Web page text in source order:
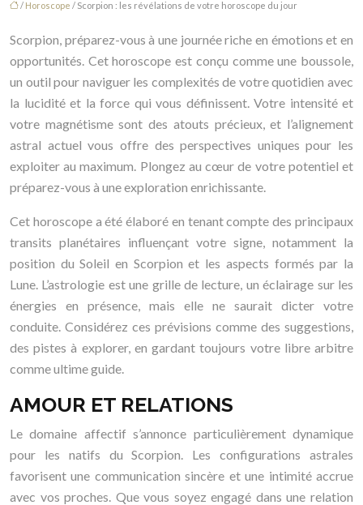
/ Horoscope / Scorpion : les révélations de votre horoscope du jour
Scorpion, préparez-vous à une journée riche en émotions et en
opportunités. Cet horoscope est conçu comme une boussole,
un outil pour naviguer les complexités de votre quotidien avec
la lucidité et la force qui vous définissent. Votre intensité et
votre magnétisme sont des atouts précieux, et l’alignement
astral actuel vous offre des perspectives uniques pour les
exploiter au maximum. Plongez au cœur de votre potentiel et
préparez-vous à une exploration enrichissante.
Cet horoscope a été élaboré en tenant compte des principaux
transits planétaires influençant votre signe, notamment la
position du Soleil en Scorpion et les aspects formés par la
Lune. L’astrologie est une grille de lecture, un éclairage sur les
énergies en présence, mais elle ne saurait dicter votre
conduite. Considérez ces prévisions comme des suggestions,
des pistes à explorer, en gardant toujours votre libre arbitre
comme ultime guide.
AMOUR ET RELATIONS
Le domaine affectif s’annonce particulièrement dynamique
pour les natifs du Scorpion. Les configurations astrales
favorisent une communication sincère et une intimité accrue
avec vos proches. Que vous soyez engagé dans une relation